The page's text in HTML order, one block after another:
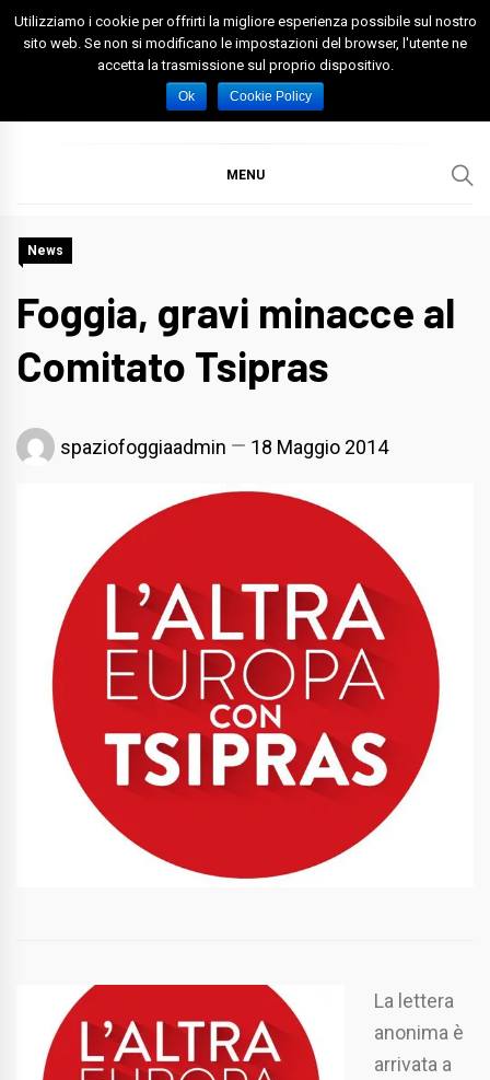
Skip
Spazio Foggia
Foggia News Calcio Eventi e Attività nella Capitanata
MENU
News
Foggia, gravi minacce al
Comitato Tsipras
spaziofoggiaadmin 18 Maggio 2014
La lettera
anonima è
arrivata a
Utilizziamo i cookie per offrirti la migliore esperienza possibile sul nostro
sito web. Se non si modificano le impostazioni del browser, l'utente ne
accetta la trasmissione sul proprio dispositivo.
Ok Cookie Policy